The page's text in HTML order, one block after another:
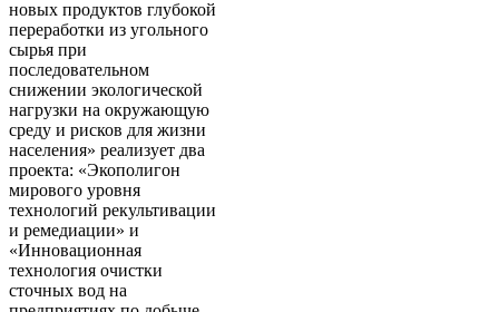
новых продуктов глубокой
переработки из угольного
сырья при
последовательном
снижении экологической
нагрузки на окружающую
среду и рисков для жизни
населения» реализует два
проекта: «Экополигон
мирового уровня
технологий рекультивации
и ремедиации» и
«Инновационная
технология очистки
сточных вод на